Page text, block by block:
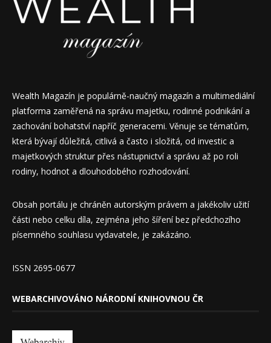
Wealth Magazín je populárně-naučný magazín a multimediální
platforma zaměřená na správu majetku, rodinné podnikání a
zachování bohatství napříč generacemi. Věnuje se tématům,
která bývají důležitá, citlivá a často i složitá, od investic a
majetkových struktur přes nástupnictví a správu až po roli
rodiny, hodnot a dlouhodobého rozhodování.
Obsah portálu je chráněn autorským právem a jakékoliv užití
části nebo celku díla, zejména jeho šíření bez předchozího
písemného souhlasu vydavatele, je zakázáno.
ISSN 2695-0677
WEBARCHIVOVÁNO NÁRODNÍ KNIHOVNOU ČR